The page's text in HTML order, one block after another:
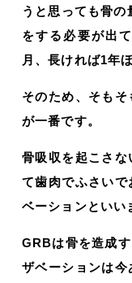
うと思っても骨
をする必要が出
月、長ければ1年
そのため、そも
が一番です。
骨吸収を起こさ
て歯肉でふさい
ベーションといい
GRBは骨を造成
ザベーションは